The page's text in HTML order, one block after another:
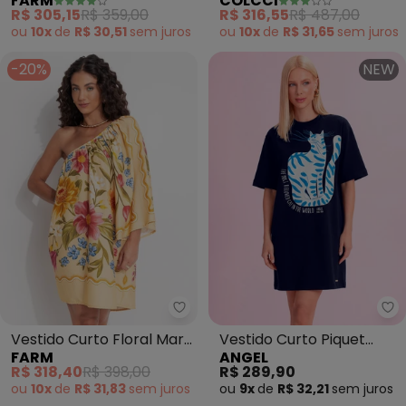
(Preto)
R$ 305,15R$ 359,00
ou 10x de R$ 30,51 sem juros
(Preto)
R$ 316,55R$ 487,00
ou 10x de R$ 31,65 sem juros
-20%
Farm - Vestido Curto Floral
Vestido Curto Floral Mari
(Amarelo)
FARM
R$ 318,40R$ 398,00
ou 10x de R$ 31,83 sem juros
NEW
Vestido Curto Piquet
(Azul)
ANGEL
R$ 289,90
ou 9x de R$ 32,21 sem juros